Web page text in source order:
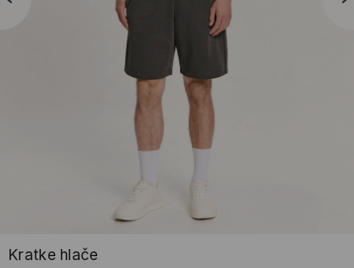
Kratke hlače